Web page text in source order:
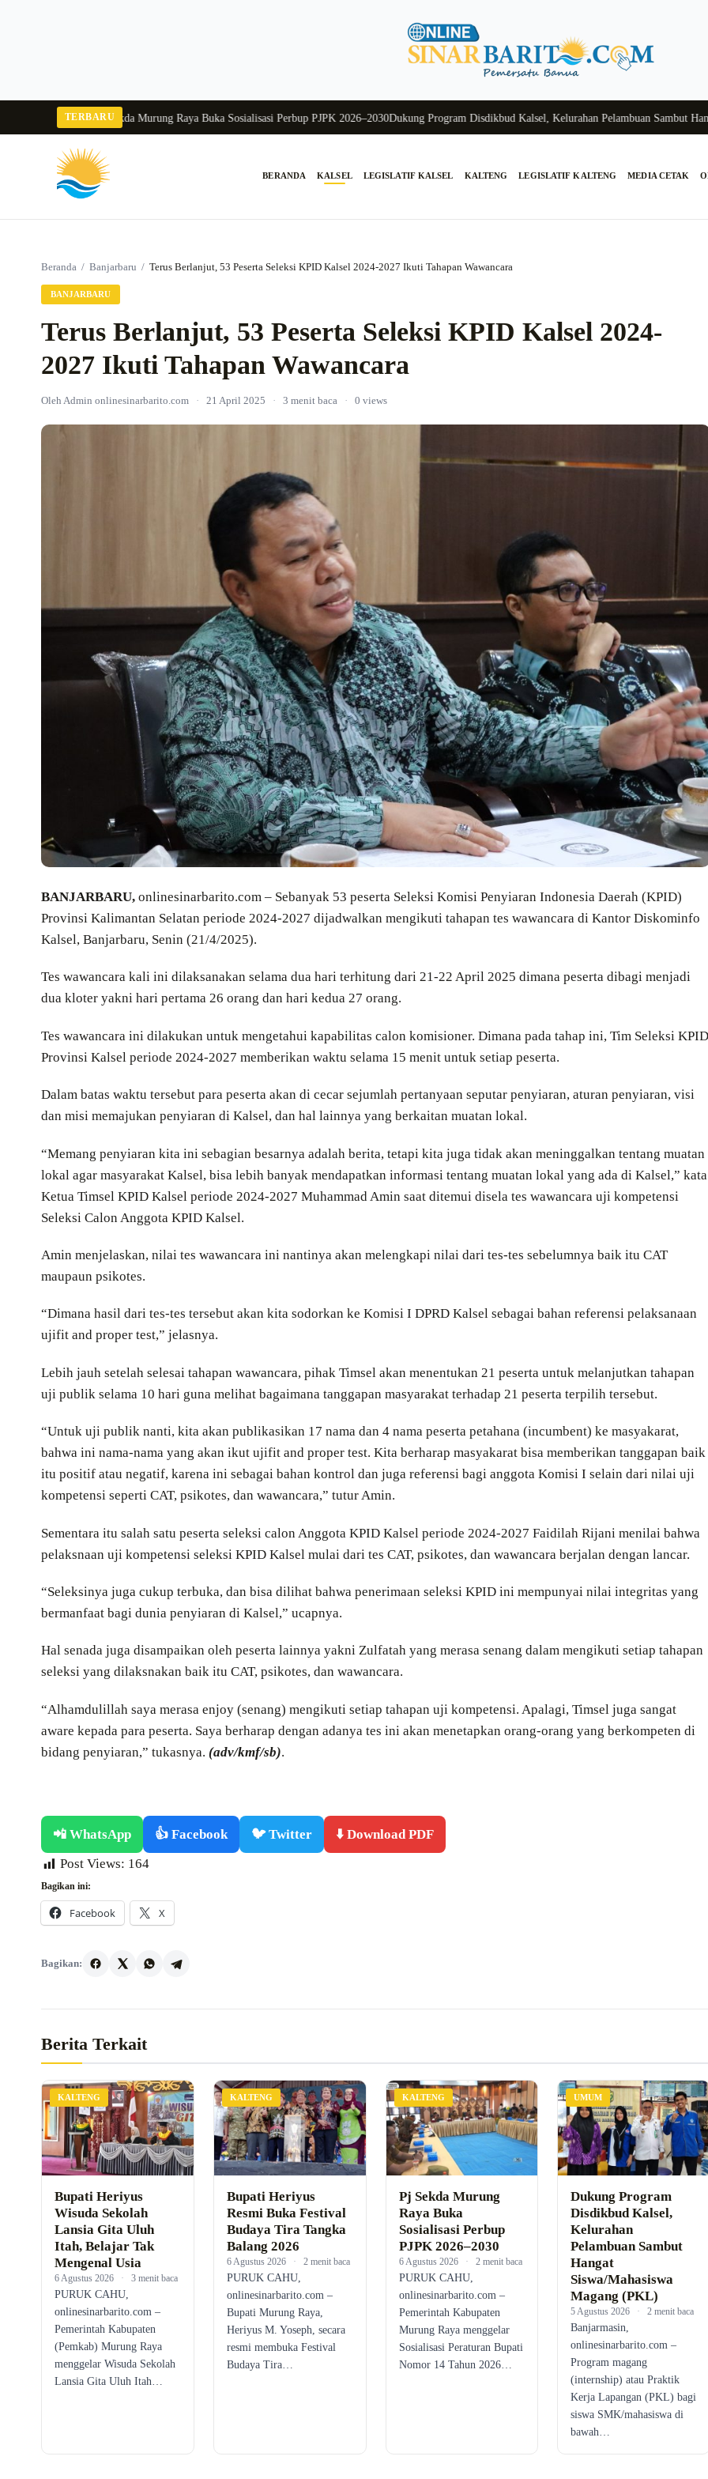
TERBARU
Pj Sekda Murung Raya Buka Sosialisasi Perbup PJPK 2026–2030Dukung Program Disdikbud Kalsel, Kelurahan Pelambuan Sambut Hangat
BERANDA KALSEL LEGISLATIF KALSEL KALTENG LEGISLATIF KALTENG MEDIA CETAK
Beranda / Banjarbaru / Terus Berlanjut, 53 Peserta Seleksi KPID Kalsel 2024-2027 Ikuti Tahapan Wawancara
BANJARBARU
Terus Berlanjut, 53 Peserta Seleksi KPID Kalsel 2024-
2027 Ikuti Tahapan Wawancara
Oleh Admin onlinesinarbarito.com · 21 April 2025 · 3 menit baca · 0 views
BANJARBARU, onlinesinarbarito.com – Sebanyak 53 peserta Seleksi Komisi Penyiaran Indonesia Daerah (KPID)
Provinsi Kalimantan Selatan periode 2024-2027 dijadwalkan mengikuti tahapan tes wawancara di Kantor Diskominfo
Kalsel, Banjarbaru, Senin (21/4/2025).
Tes wawancara kali ini dilaksanakan selama dua hari terhitung dari 21-22 April 2025 dimana peserta dibagi menjadi
dua kloter yakni hari pertama 26 orang dan hari kedua 27 orang.
Tes wawancara ini dilakukan untuk mengetahui kapabilitas calon komisioner. Dimana pada tahap ini, Tim Seleksi KPID
Provinsi Kalsel periode 2024-2027 memberikan waktu selama 15 menit untuk setiap peserta.
Dalam batas waktu tersebut para peserta akan di cecar sejumlah pertanyaan seputar penyiaran, aturan penyiaran, visi
dan misi memajukan penyiaran di Kalsel, dan hal lainnya yang berkaitan muatan lokal.
“Memang penyiaran kita ini sebagian besarnya adalah berita, tetapi kita juga tidak akan meninggalkan tentang muatan
lokal agar masyarakat Kalsel, bisa lebih banyak mendapatkan informasi tentang muatan lokal yang ada di Kalsel,” kata
Ketua Timsel KPID Kalsel periode 2024-2027 Muhammad Amin saat ditemui disela tes wawancara uji kompetensi
Seleksi Calon Anggota KPID Kalsel.
Amin menjelaskan, nilai tes wawancara ini nantinya akan melengkapi nilai dari tes-tes sebelumnya baik itu CAT
maupaun psikotes.
“Dimana hasil dari tes-tes tersebut akan kita sodorkan ke Komisi I DPRD Kalsel sebagai bahan referensi pelaksanaan
ujifit and proper test,” jelasnya.
Lebih jauh setelah selesai tahapan wawancara, pihak Timsel akan menentukan 21 peserta untuk melanjutkan tahapan
uji publik selama 10 hari guna melihat bagaimana tanggapan masyarakat terhadap 21 peserta terpilih tersebut.
“Untuk uji publik nanti, kita akan publikasikan 17 nama dan 4 nama peserta petahana (incumbent) ke masyakarat,
bahwa ini nama-nama yang akan ikut ujifit and proper test. Kita berharap masyakarat bisa memberikan tanggapan baik
itu positif atau negatif, karena ini sebagai bahan kontrol dan juga referensi bagi anggota Komisi I selain dari nilai uji
kompetensi seperti CAT, psikotes, dan wawancara,” tutur Amin.
Sementara itu salah satu peserta seleksi calon Anggota KPID Kalsel periode 2024-2027 Faidilah Rijani menilai bahwa
pelaksnaan uji kompetensi seleksi KPID Kalsel mulai dari tes CAT, psikotes, dan wawancara berjalan dengan lancar.
“Seleksinya juga cukup terbuka, dan bisa dilihat bahwa penerimaan seleksi KPID ini mempunyai nilai integritas yang
bermanfaat bagi dunia penyiaran di Kalsel,” ucapnya.
Hal senada juga disampaikan oleh peserta lainnya yakni Zulfatah yang merasa senang dalam mengikuti setiap tahapan
seleksi yang dilaksnakan baik itu CAT, psikotes, dan wawancara.
“Alhamdulillah saya merasa enjoy (senang) mengikuti setiap tahapan uji kompetensi. Apalagi, Timsel juga sangat
aware kepada para peserta. Saya berharap dengan adanya tes ini akan menetapkan orang-orang yang berkompeten di
bidang penyiaran,” tukasnya. (adv/kmf/sb).
📲 WhatsApp 👍 Facebook 🐦 Twitter
⬇️ Download PDF
Post Views: 164
Bagikan ini:
Facebook X
Bagikan:
Berita Terkait
KALTENG
Bupati Heriyus
Wisuda Sekolah
Lansia Gita Uluh
Itah, Belajar Tak
Mengenal Usia
6 Agustus 2026 · 3 menit baca
PURUK CAHU,
onlinesinarbarito.com –
Pemerintah Kabupaten
(Pemkab) Murung Raya
menggelar Wisuda Sekolah
Lansia Gita Uluh Itah…
KALTENG
Bupati Heriyus
Resmi Buka Festival
Budaya Tira Tangka
Balang 2026
6 Agustus 2026 · 2 menit baca
PURUK CAHU,
onlinesinarbarito.com –
Bupati Murung Raya,
Heriyus M. Yoseph, secara
resmi membuka Festival
Budaya Tira…
KALTENG
Pj Sekda Murung
Raya Buka
Sosialisasi Perbup
PJPK 2026–2030
6 Agustus 2026 · 2 menit baca
PURUK CAHU,
onlinesinarbarito.com –
Pemerintah Kabupaten
Murung Raya menggelar
Sosialisasi Peraturan Bupati
Nomor 14 Tahun 2026…
UMUM
Dukung Program
Disdikbud Kalsel,
Kelurahan
Pelambuan Sambut
Hangat
Siswa/Mahasiswa
Magang (PKL)
5 Agustus 2026 · 2 menit baca
Banjarmasin,
onlinesinarbarito.com –
Program magang
(internship) atau Praktik
Kerja Lapangan (PKL) bagi
siswa SMK/mahasiswa di
bawah…